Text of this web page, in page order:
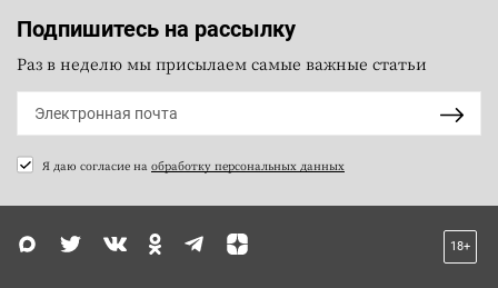
Подпишитесь на рассылку
Раз в неделю мы присылаем самые важные статьи
Я даю согласие на обработку персональных данных
18+